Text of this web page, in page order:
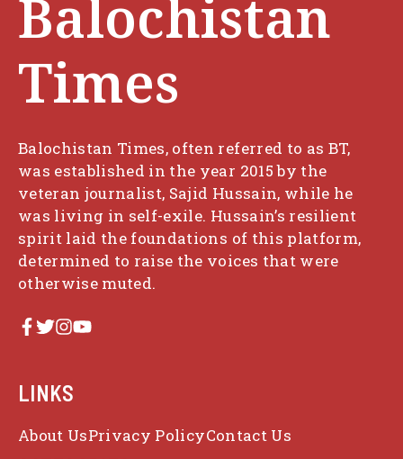
Balochistan
Times
Balochistan Times, often referred to as BT,
was established in the year 2015 by the
veteran journalist, Sajid Hussain, while he
was living in self-exile. Hussain’s resilient
spirit laid the foundations of this platform,
determined to raise the voices that were
otherwise muted.
LINKS
About UsPrivacy PolicyContact Us